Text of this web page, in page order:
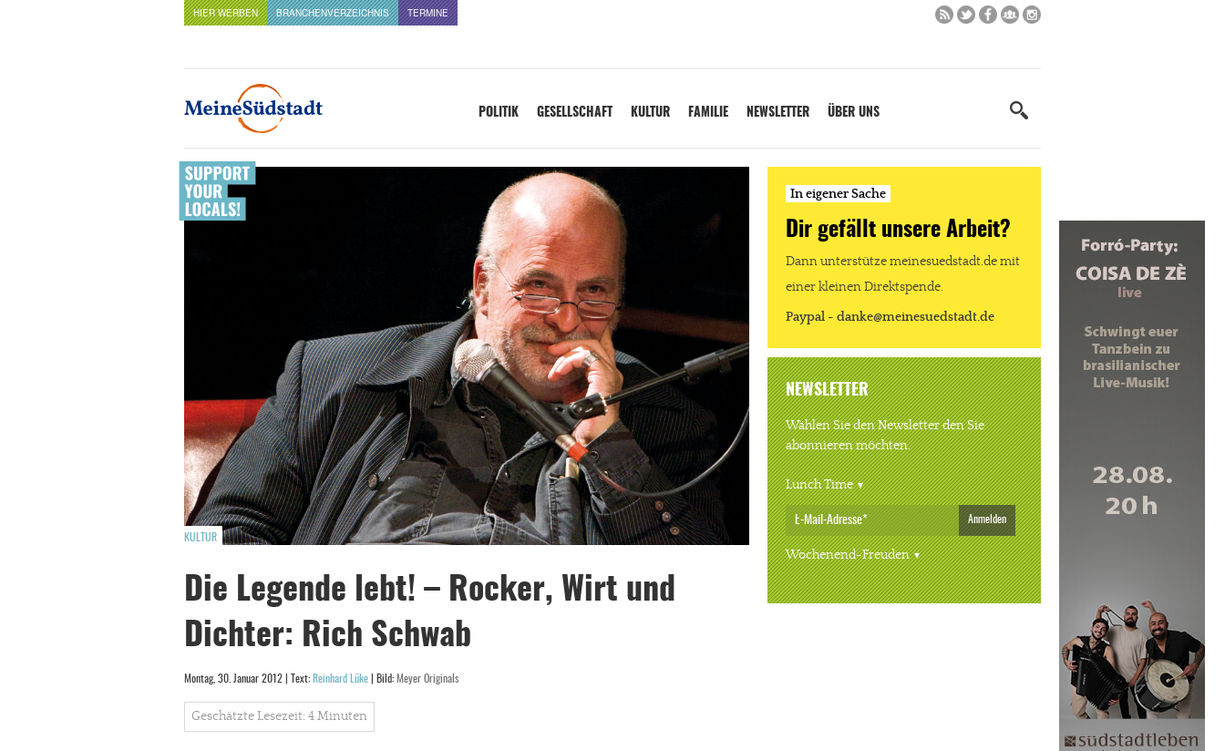
HIER WERBEN BRANCHENVERZEICHNIS TERMINE
POLITIK GESELLSCHAFT KULTUR FAMILIE NEWSLETTER ÜBER UNS
KULTUR
Die Legende lebt! – Rocker, Wirt und
Dichter: Rich Schwab
Montag, 30. Januar 2012 | Text: Reinhard Lüke | Bild: Meyer Originals
Geschätzte Lesezeit: 4 Minuten
In eigener Sache
Dir gefällt unsere Arbeit?
Dann unterstütze meinesuedstadt.de mit
einer kleinen Direktspende.
Paypal - danke@meinesuedstadt.de
NEWSLETTER
Wählen Sie den Newsletter den Sie
abonnieren möchten.
Lunch Time
Anmelden
Wochenend-Freuden